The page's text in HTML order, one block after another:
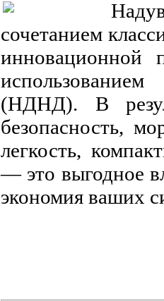
сочетанием
инновационной
(НДНД). В
безопасность,
легкость,
— это выгодное
экономия ваших